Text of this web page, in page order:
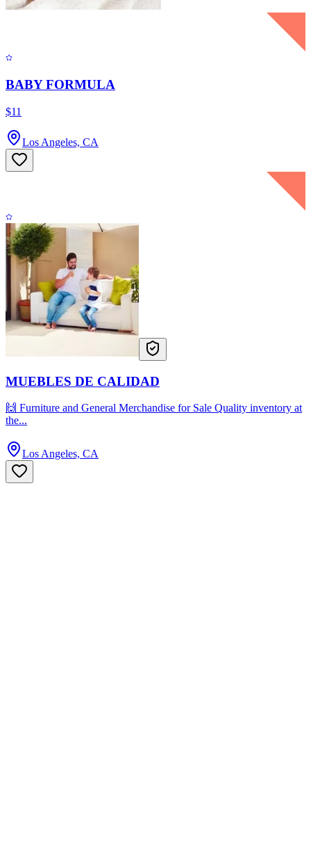
BABY FORMULA
$11
Los Angeles, CA
MUEBLES DE CALIDAD
🙌 Furniture and General Merchandise for Sale Quality inventory at
the...
Los Angeles, CA